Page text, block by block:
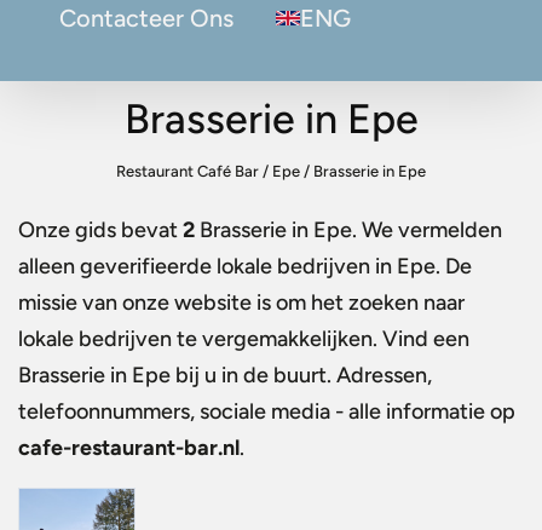
Contacteer Ons ENG
Brasserie in Epe
Restaurant Café Bar / Epe / Brasserie in Epe
Onze gids bevat2 Brasserie in Epe. We vermelden
alleen geverifieerde lokale bedrijven in Epe. De
missie van onze website is om het zoeken naar
lokale bedrijven te vergemakkelijken. Vind een
Brasserie in Epe bij u in de buurt. Adressen,
telefoonnummers, sociale media - alle informatie op
cafe-restaurant-bar.nl.